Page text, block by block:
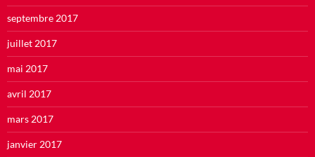
septembre 2017
juillet 2017
mai 2017
avril 2017
mars 2017
janvier 2017